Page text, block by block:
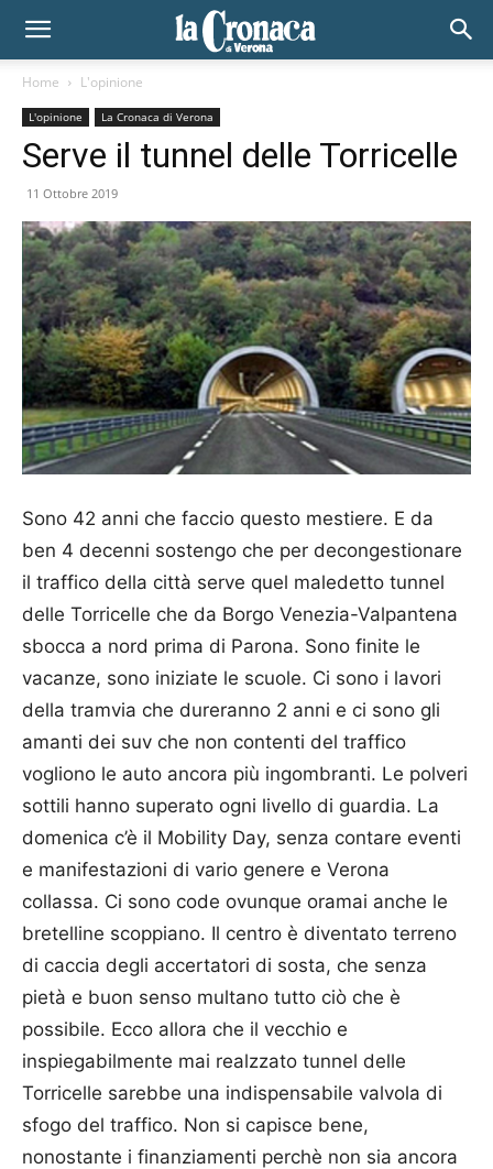
Home L'opinione
L'opinione La Cronaca di Verona
Serve il tunnel delle Torricelle
11 Ottobre 2019
Sono 42 anni che faccio questo mestiere. E da
ben 4 decenni sostengo che per decongestionare
il traffico della città serve quel maledetto tunnel
delle Torricelle che da Borgo Venezia-Valpantena
sbocca a nord prima di Parona. Sono finite le
vacanze, sono iniziate le scuole. Ci sono i lavori
della tramvia che dureranno 2 anni e ci sono gli
amanti dei suv che non contenti del traffico
vogliono le auto ancora più ingombranti. Le polveri
sottili hanno superato ogni livello di guardia. La
domenica c’è il Mobility Day, senza contare eventi
e manifestazioni di vario genere e Verona
collassa. Ci sono code ovunque oramai anche le
bretelline scoppiano. Il centro è diventato terreno
di caccia degli accertatori di sosta, che senza
pietà e buon senso multano tutto ciò che è
possibile. Ecco allora che il vecchio e
inspiegabilmente mai realzzato tunnel delle
Torricelle sarebbe una indispensabile valvola di
sfogo del traffico. Non si capisce bene,
nonostante i finanziamenti perchè non sia ancora